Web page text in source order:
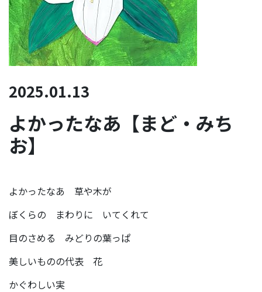
2025.01.13
よかったなあ【まど・みち
お】
よかったなあ 草や木が
ぼくらの まわりに いてくれて
目のさめる みどりの葉っぱ
美しいものの代表 花
かぐわしい実